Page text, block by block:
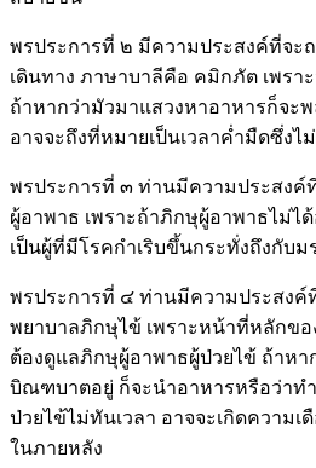
พรประการที่ ๒ มีความประสงค์ที่จะ
เดินทาง ภาษาบาลีคือ คมิกภัต เพรา
ถ้าหากว่ามัวมาแสวงหาอาหารก็จะ
อาจจะถึงที่หมายเป็นเวลาค่ำมืดซึ่งไ
พรประการที่ ๓ ท่านมีความประสงค์
ผู้อาพาธ เพราะถ้าภิกษุผู้อาพาธไม่ไ
เป็นผู้ที่มีโรคกำเริบขึ้นกระทั่งถึงกับ
พรประการที่ ๔ ท่านมีความประสงค์
พยาบาลภิกษุไข้ เพราะหน้าที่หลักข
ต้องดูแลภิกษุผู้อาพาธผู้ป่วยไข้ ถ้าหา
บิณฑบาตอยู่ ก็จะนำอาหารหรือว่าท
ป่วยไข้ไม่ทันเวลา อาจจะเกิดความ
ในภายหลัง